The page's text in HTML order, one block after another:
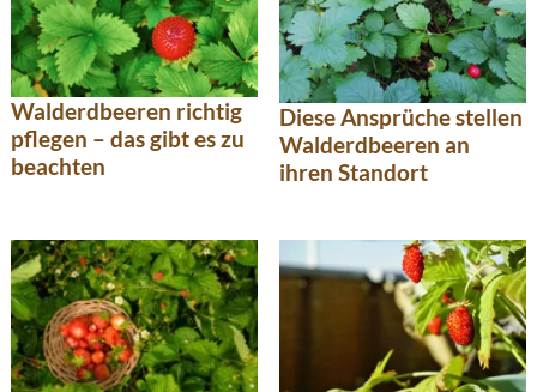
Walderdbeeren richtig
pflegen – das gibt es zu
beachten
Diese Ansprüche stellen
Walderdbeeren an
ihren Standort